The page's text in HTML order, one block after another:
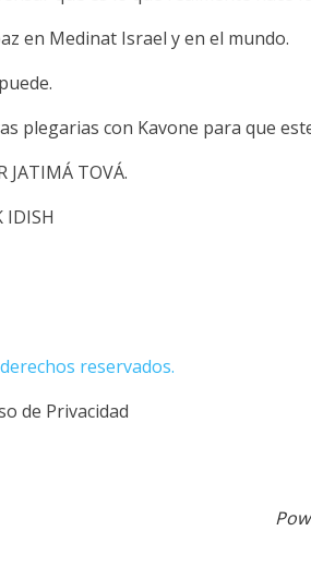
en Medinat Israel y en el mundo.
plegarias con Kavone para que
JATIMÁ TOVÁ.
IDISH
reservados.
de Privacidad